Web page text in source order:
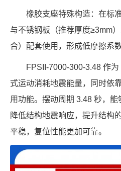
橡胶支座特殊构造：在标
与不锈钢板（推荐厚度≥3mm
合）配套使用，形成低摩擦系
FPSII-7000-300-3.48 作
式运动消耗地震能量，同时依
用功能。摆动周期 3.48 秒，
降低结构地震响应，提升结构
平稳，复位性能更加可靠。